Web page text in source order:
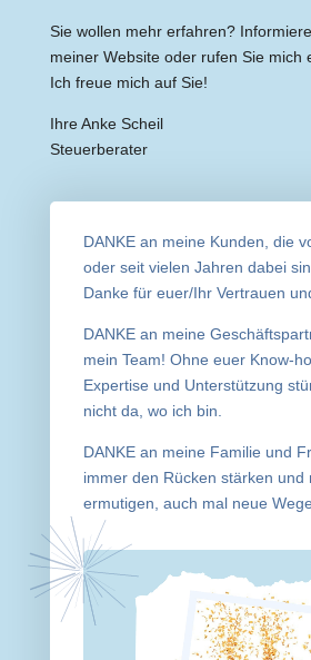
Sie wollen mehr erfahren?
meiner Website oder rufen Sie mich
Ich freue mich auf Sie!
Ihre Anke Scheil
Steuerberater
DANKE an meine Kunden, die
oder seit vielen Jahren dabei
Danke für euer/Ihr Vertrauen
DANKE an meine
mein Team! Ohne euer Know-
Expertise und Unterstützung
nicht da, wo ich bin.
DANKE an meine Familie und
immer den Rücken stärken und
ermutigen, auch mal neue